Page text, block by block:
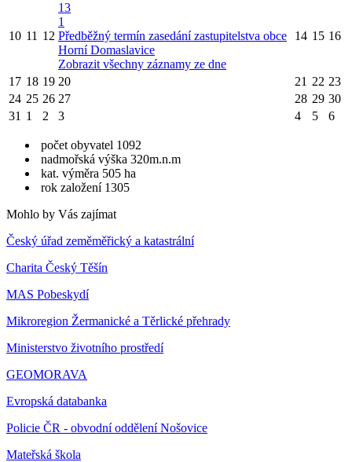
10 11 12
13
1
Předběžný termín zasedání zastupitelstva obce
Horní Domaslavice
Zobrazit všechny záznamy ze dne
14 15 16
17 18 19 20 21 22 23
24 25 26 27 28 29 30
31 1 2 3 4 5 6
počet obyvatel 1092
nadmořská výška 320m.n.m
kat. výměra 505 ha
rok založení 1305
Mohlo by Vás zajímat
Český úřad zeměměřický a katastrální
Charita Český Těšín
MAS Pobeskydí
Mikroregion Žermanické a Těrlické přehrady
Ministerstvo životního prostředí
GEOMORAVA
Evropská databanka
Policie ČR - obvodní oddělení Nošovice
Mateřská škola